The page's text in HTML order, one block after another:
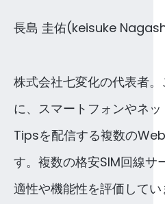
長島 圭佑(keisuke
株式会社七変化の代表者
に、スマートフォンやネ
Tipsを配信する複数の
す。複数の格安SIM回線サ
適性や機能性を評価してい